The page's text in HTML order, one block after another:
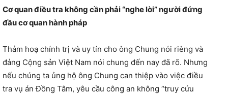
Cơ quan điều tra không cần phải “nghe lời” người đứng
đầu cơ quan hành pháp
Thảm hoạ chính trị và uy tín cho ông Chung nói riêng và
đảng Cộng sản Việt Nam nói chung đến nay đã rõ. Nhưng
nếu chúng ta ủng hộ ông Chung can thiệp vào việc điều
tra vụ án Đồng Tâm, yêu cầu công an không “truy cứu